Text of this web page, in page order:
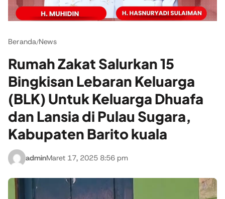
Beranda/News
Rumah Zakat Salurkan 15
Bingkisan Lebaran Keluarga
(BLK) Untuk Keluarga Dhuafa
dan Lansia di Pulau Sugara,
Kabupaten Barito kuala
adminMaret 17, 2025 8:56 pm